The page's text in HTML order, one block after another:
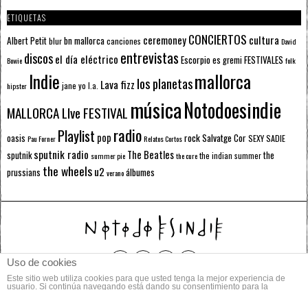
ETIQUETAS
Albert Petitblurbn mallorcacanciones ceremoneyCONCIERTOS cultura David
Bowie discosel día eléctrico entrevistas Escorpioes gremiFESTIVALES folk
hipster Indie jane yo l.a. Lava fizz los planetasmallorca
MALLORCA LIve FESTIVAL músicaNotodoesindie
oasis Pau Forner Playlist pop radioRelatos CortosrockSalvatge CorSEXY SADIE
sputnik sputnik radio summer pie The Beatlesthe curethe indian summerthe
prussians the wheelsu2 veranoálbumes
© 2014 Todos los derechos reservados.
Uso de cookies
Este sitio web utiliza cookies para que usted tenga la mejor experiencia de
usuario. Si continúa navegando está dando su consentimiento para la